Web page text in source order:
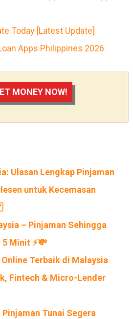
Today [Latest Update]
Apps Philippines 2026
MONEY NOW!
Ulasan Lengkap Pinjaman
untuk Kecemasan
– Pinjaman Sehingga
Minit ⚡💸
Online Terbaik di Malaysia
Fintech & Micro-Lender
Tunai Segera